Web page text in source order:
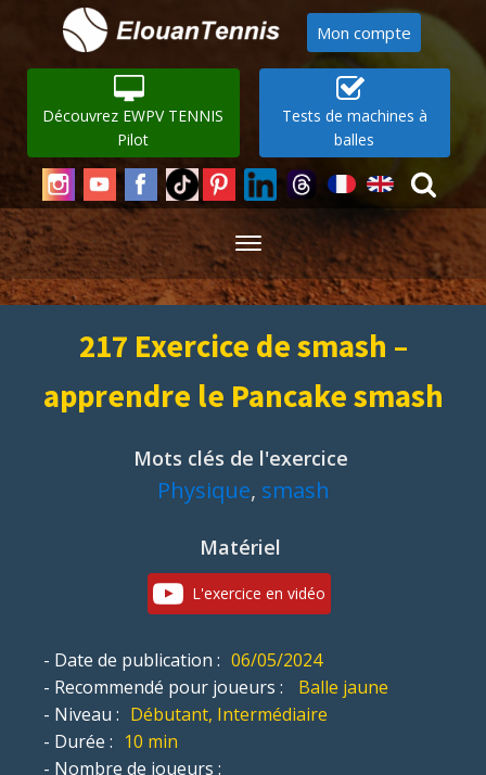
Mon compte
Découvrez EWPV TENNIS
Pilot
Tests de machines à
balles
217 Exercice de smash –
apprendre le Pancake smash
Mots clés de l'exercice
Physique, smash
Matériel
L'exercice en vidéo
- Date de publication : 06/05/2024
- Recommendé pour joueurs :
Balle jaune
- Niveau : Débutant, Intermédiaire
- Durée : 10 min
- Nombre de joueurs :